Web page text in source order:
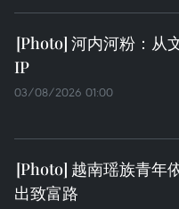
河内河粉：从
IP
03/08/2026 01:00
越南瑶族青年
出致富路